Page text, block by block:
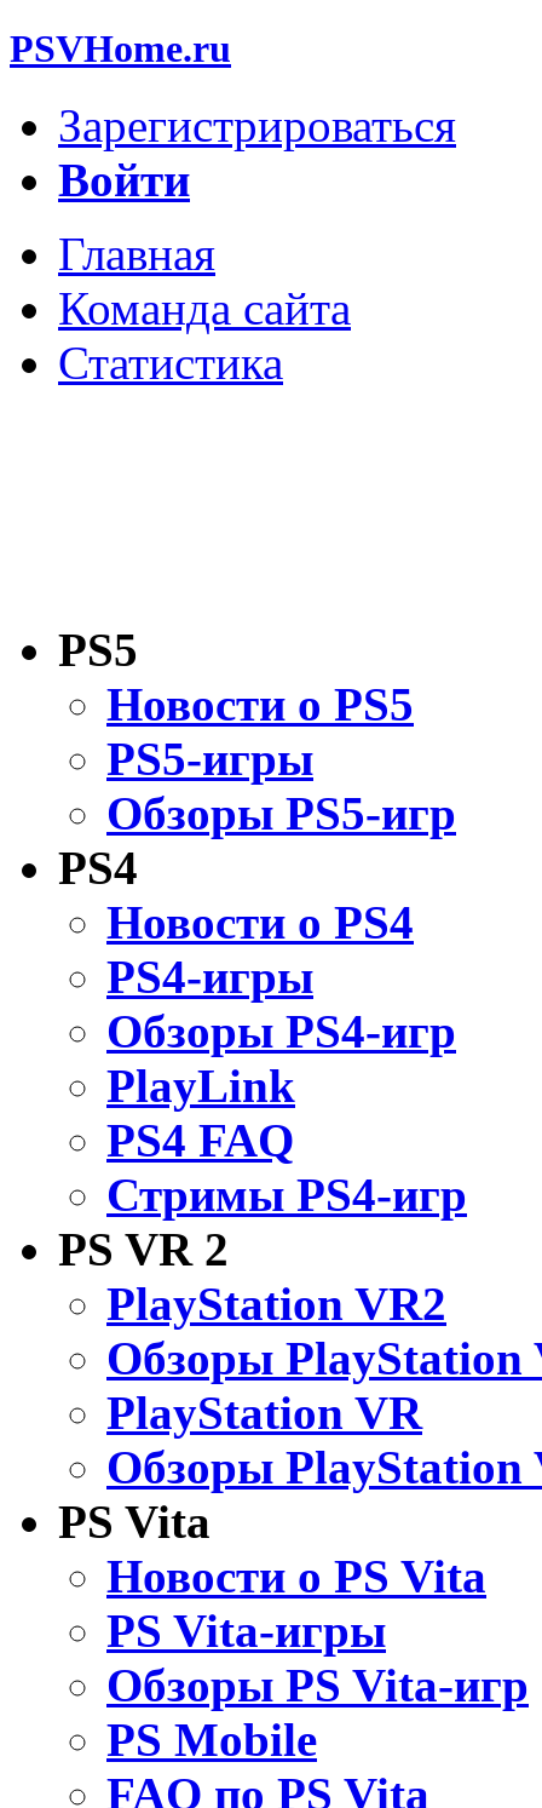
PSVHome.ru
Зарегистрироваться
Войти
Главная
Команда сайта
Статистика
PS5
Новости о PS5
PS5-игры
Обзоры PS5-игр
PS4
Новости о PS4
PS4-игры
Обзоры PS4-игр
PlayLink
PS4 FAQ
Стримы PS4-игр
PS VR 2
PlayStation VR2
Обзоры PlayStation
PlayStation VR
Обзоры PlayStation
PS Vita
Новости о PS Vita
PS Vita-игры
Обзоры PS Vita-игр
PS Mobile
FAQ по PS Vita